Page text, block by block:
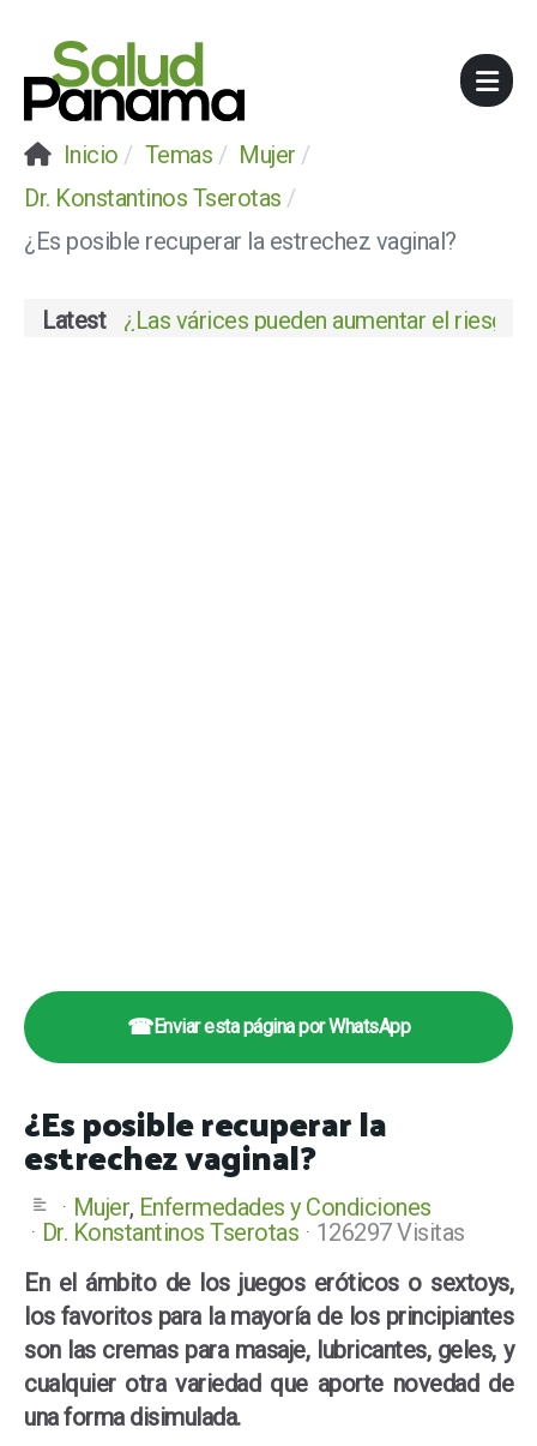
Inicio Temas
Mujer
Dr. Konstantinos Tserotas
¿Es posible recuperar la estrechez vaginal?
Latest ¿Las várices pueden aumentar el riesgo
☎Enviar esta página por WhatsApp
¿Es posible recuperar la
estrechez vaginal?
Mujer Enfermedades y Condiciones
Dr. Konstantinos Tserotas
126297 Visitas
En el ámbito de los juegos eróticos o sextoys,
los favoritos para la mayoría de los principiantes
son las cremas para masaje, lubricantes, geles, y
cualquier otra variedad que aporte novedad de
una forma disimulada.